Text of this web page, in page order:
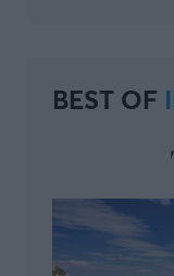
BEST OF